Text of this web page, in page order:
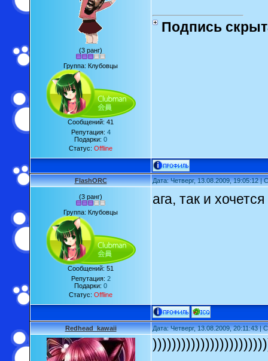
(3 ранг)
Группа: Клубовцы
Сообщений: 41
Репутация: 4
Подарки: 0
Статус: Offline
Подпись
FlashORC Дата: Четверг, 13.08.2009, 19:05:12 |
(3 ранг)
Группа: Клубовцы
Сообщений: 51
Репутация: 2
Подарки: 0
Статус: Offline
ага, так и
Redhead_kawaii Дата: Четверг, 13.08.2009, 20:11:43 |